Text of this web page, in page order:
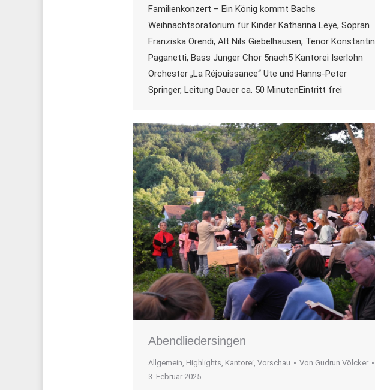
Familienkonzert – Ein König kommt Bachs
Weihnachtsoratorium für Kinder Katharina Leye, Sopran
Franziska Orendi, Alt Nils Giebelhausen, Tenor Konstantin
Paganetti, Bass Junger Chor 5nach5 Kantorei Iserlohn
Orchester „La Réjouissance“ Ute und Hanns-Peter
Springer, Leitung Dauer ca. 50 MinutenEintritt frei
Abendliedersingen
Allgemein, Highlights, Kantorei, Vorschau Von Gudrun Völcker
3. Februar 2025